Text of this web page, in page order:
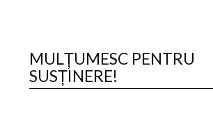
MULȚUMESC PENTRU
SUSȚINERE!